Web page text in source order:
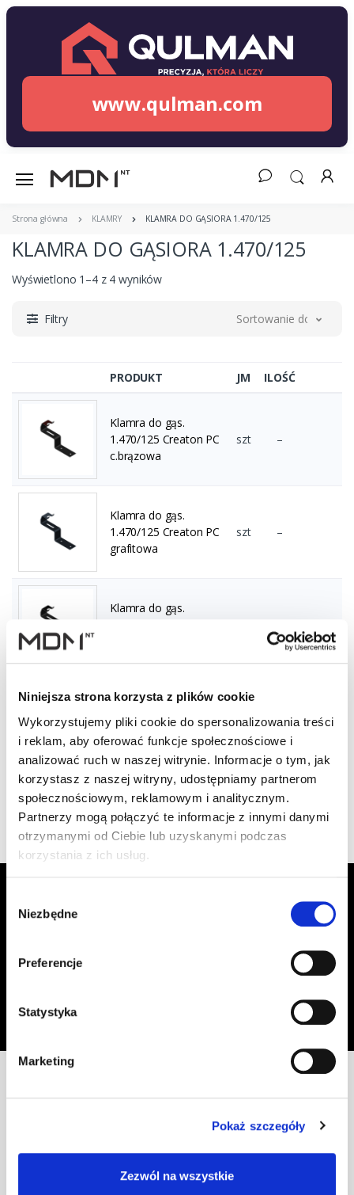
Niniejsza strona korzysta z plików cookie
Wykorzystujemy pliki cookie do spersonalizowania treści
i reklam, aby oferować funkcje społecznościowe i
analizować ruch w naszej witrynie. Informacje o tym, jak
korzystasz z naszej witryny, udostępniamy partnerom
społecznościowym, reklamowym i analitycznym.
Partnerzy mogą połączyć te informacje z innymi danymi
otrzymanymi od Ciebie lub uzyskanymi podczas
korzystania z ich usług.
zgody
Niezbędne
Preferencje
Statystyka
Marketing
Pokaż szczegóły
Zezwól na wszystkie
www.qulman.com
Strona główna KLAMRY KLAMRA DO GĄSIORA 1.470/125
KLAMRA DO GĄSIORA 1.470/125
Wyświetlono 1–4 z 4 wyników
Filtry Sortowanie domyślne
PRODUKT JM ILOŚĆ
Klamra do gąs.
1.470/125 Creaton PC
c.brązowa
szt –
Klamra do gąs.
1.470/125 Creaton PC
grafitowa
szt –
Klamra do gąs.
Klamra do gąs.
1.470/125 Creaton PC
ceglasta
szt –
Wyświetlono 1–4 z 4 wyników
otrzymywać informacje o aktualnych
Adres email
Zapisz się
Oświadczam, że zapoznałem się z
przetwarzania moich danych osobowych, w celu przesyłania mi informacji o
+48 33 47 94 400